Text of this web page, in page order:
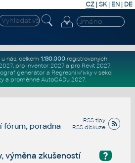
CZ | SK| EN | DE
nás, celkem 1.130.000registrovaných
, pro Inventor 2027a pro Revit 2027.
generátor a Regresní křivkyv sekci
a proměnné AutoCADu 2027.
RSS tipy
RSS diskuze
fórum, poradna
?
výměna zkušeností